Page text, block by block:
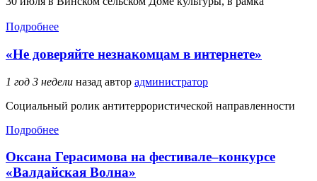
Подробнее
«Не доверяйте незнакомцам в интернете»
1 год 3 недели назад автор администратор
Социальный ролик антитеррористической направленности
Подробнее
Оксана Герасимова на фестивале–конкурсе
«Валдайская Волна»